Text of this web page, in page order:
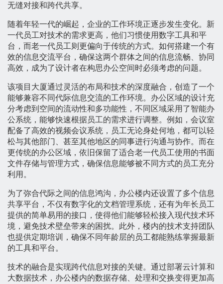
无缝对接和跨代共享。
随着年轻一代的崛起，企业的工作环境正逐步发生变化。新
一代员工对技术的需求更高，他们习惯使用数字工具和平
台，而老一代员工则更偏向于传统的方式。如何搭建一个有
效的信息交流平台，确保这两个群体之间的信息流畅、协同
高效，成为了设计者在构思办公空间时必须考虑的问题。
该项目大厦通过灵活的布局和技术的深度融合，创造了一个
能够兼容不同代际信息交流的工作环境。办公区域的设计充
分考虑到空间的流动性和多功能性，不同区域采用了智能办
公系统，能够快速根据员工的需求进行调整。例如，会议室
配备了高效的视频会议系统，员工无论身处何地，都可以轻
松与其他部门、甚至其他地区的同事进行沟通与协作。而在
更传统的办公区域，依旧保留了适合老一代员工使用的书面
文件存储与管理方式，确保信息能够被不同方式的员工充分
利用。
为了弥合代际之间的信息鸿沟，办公楼内还设置了多个信息
共享平台，不仅有数字化的文档管理系统，还有为年长员工
提供的简单易用的接口，使得他们能够轻松接入现代技术环
境，避免技术壁垒带来的困扰。此外，楼内的技术支持团队
也提供定期培训，确保不同年龄层的员工都能熟练掌握最新
的工具和平台。
技术的融合是实现跨代信息对接的关键。通过部署云计算和
大数据技术，办公楼内的数据存储、处理和交换变得更加高